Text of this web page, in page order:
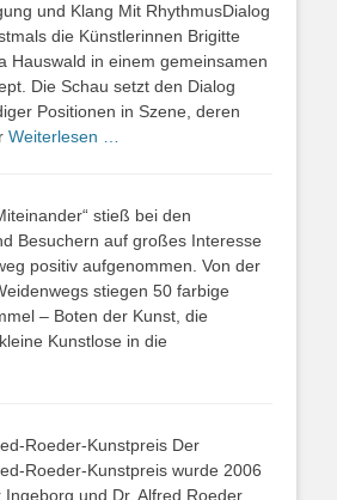
und Klang Mit RhythmusDialog
die Künstlerinnen Brigitte
Hauswald in einem gemeinsamen
Die Schau setzt den Dialog
Positionen in Szene, deren
Weiterlesen …
stieß bei den
Besuchern auf großes Interesse
positiv aufgenommen. Von der
stiegen 50 farbige
– Boten der Kunst, die
Kunstlose in die
Roeder-Kunstpreis Der
Roeder-Kunstpreis wurde 2006
und Dr. Alfred Roeder